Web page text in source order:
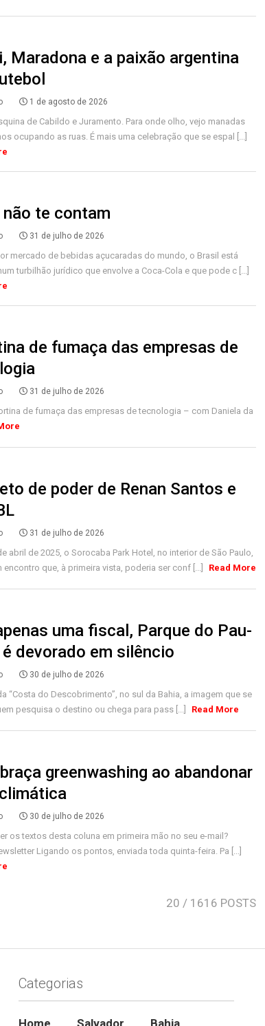
Maradona e a paixão argentina
1 de agosto de 2026
de Cabildo e Juramento. Para onde olho, vejo manadas
ocupando as ruas. É mais uma celebração que se espal [...]
não te contam
31 de julho de 2026
mercado de bebidas açucaradas do mundo, o Brasil está
turbilhão jurídico que envolve a Coca-Cola e que pode c [...]
de fumaça das empresas de
31 de julho de 2026
de fumaça das empresas de tecnologia – com Daniela da
de poder de Renan Santos e
31 de julho de 2026
abril de 2025, o Sorocaba Park Hotel, no interior de São Paulo,
encontro que, à primeira vista, poderia ser conf [...]
Read More
uma fiscal, Parque do Pau-
devorado em silêncio
30 de julho de 2026
“Costa do Descobrimento”, no sul da Bahia, a imagem que se
pesquisa o destino ou chega para pass [...]
Read More
greenwashing ao abandonar
30 de julho de 2026
os textos desta coluna em primeira mão no seu e-mail?
Ligando os pontos, enviada toda quinta-feira. Pa [...]
20 / 1616 POSTS
Categorias
Home Salvador Bahia